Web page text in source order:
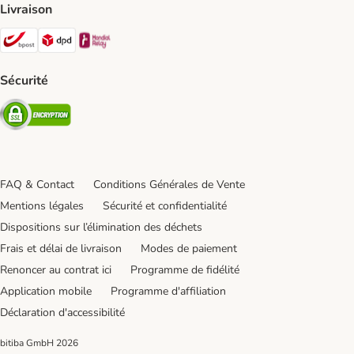
Livraison
Bpost Shipping Method
DPD Shipping Method
Sécurité
Security
FAQ & Contact
Conditions Générales de Vente
Mentions légales
Sécurité et confidentialité
Dispositions sur l’élimination des déchets
Frais et délai de livraison
Modes de paiement
Renoncer au contrat ici
Programme de fidélité
Application mobile
Programme d'affiliation
Déclaration d'accessibilité
bitiba GmbH 2026